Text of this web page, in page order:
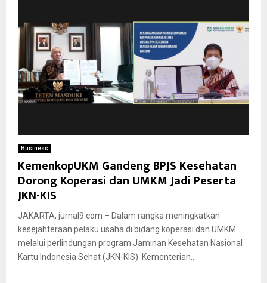
Business
KemenkopUKM Gandeng BPJS Kesehatan
Dorong Koperasi dan UMKM Jadi Peserta
JKN-KIS
JAKARTA, jurnal9.com – Dalam rangka meningkatkan
kesejahteraan pelaku usaha di bidang koperasi dan UMKM
melalui perlindungan program Jaminan Kesehatan Nasional
Kartu Indonesia Sehat (JKN-KIS). Kementerian...